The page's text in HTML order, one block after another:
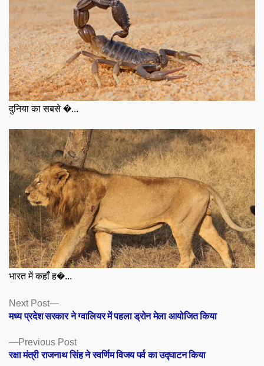
दुनिया का सबसे �...
भारत में कहाँ ह�...
Posts
navigation
Previous PostPrevious
post:
रक्षा मंत्री राजनाथ सिंह ने स्वर्णिम विजय पर्व का उद्घाटन किया
Next Post
Next
post:
मध्य प्रदेश सरकार ने ग्वालियर में पहला ड्रोन मेला आयोजित किया